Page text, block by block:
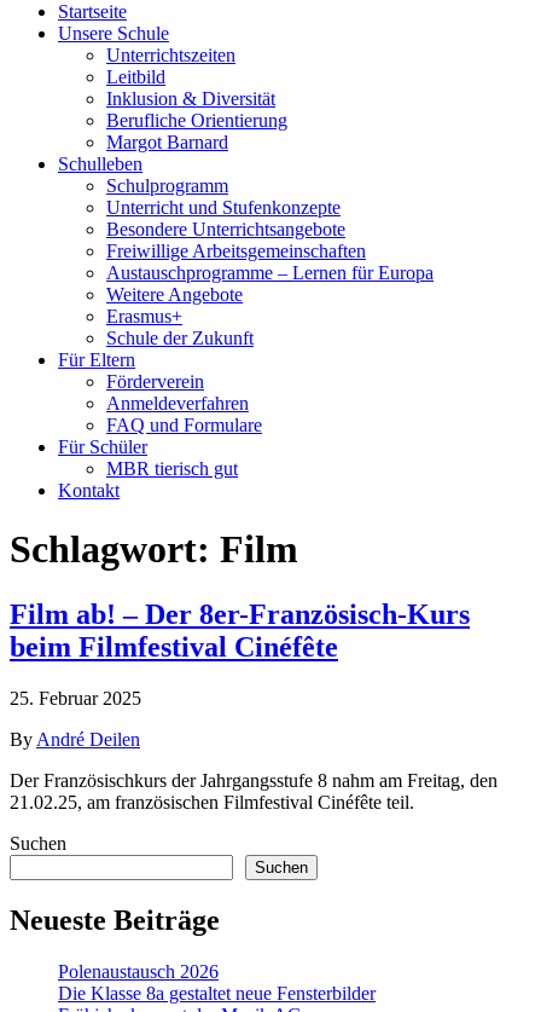
Startseite
Unsere Schule
Unterrichtszeiten
Leitbild
Inklusion & Diversität
Berufliche Orientierung
Margot Barnard
Schulleben
Schulprogramm
Unterricht und Stufenkonzepte
Besondere Unterrichtsangebote
Freiwillige Arbeitsgemeinschaften
Austauschprogramme – Lernen für Europa
Weitere Angebote
Erasmus+
Schule der Zukunft
Für Eltern
Förderverein
Anmeldeverfahren
FAQ und Formulare
Für Schüler
MBR tierisch gut
Kontakt
Schlagwort: Film
Film ab! – Der 8er-Französisch-Kurs
beim Filmfestival Cinéfête
25. Februar 2025
By André Deilen
Der Französischkurs der Jahrgangsstufe 8 nahm am Freitag, den
21.02.25, am französischen Filmfestival Cinéfête teil.
Suchen
Suchen
Neueste Beiträge
Polenaustausch 2026
Die Klasse 8a gestaltet neue Fensterbilder